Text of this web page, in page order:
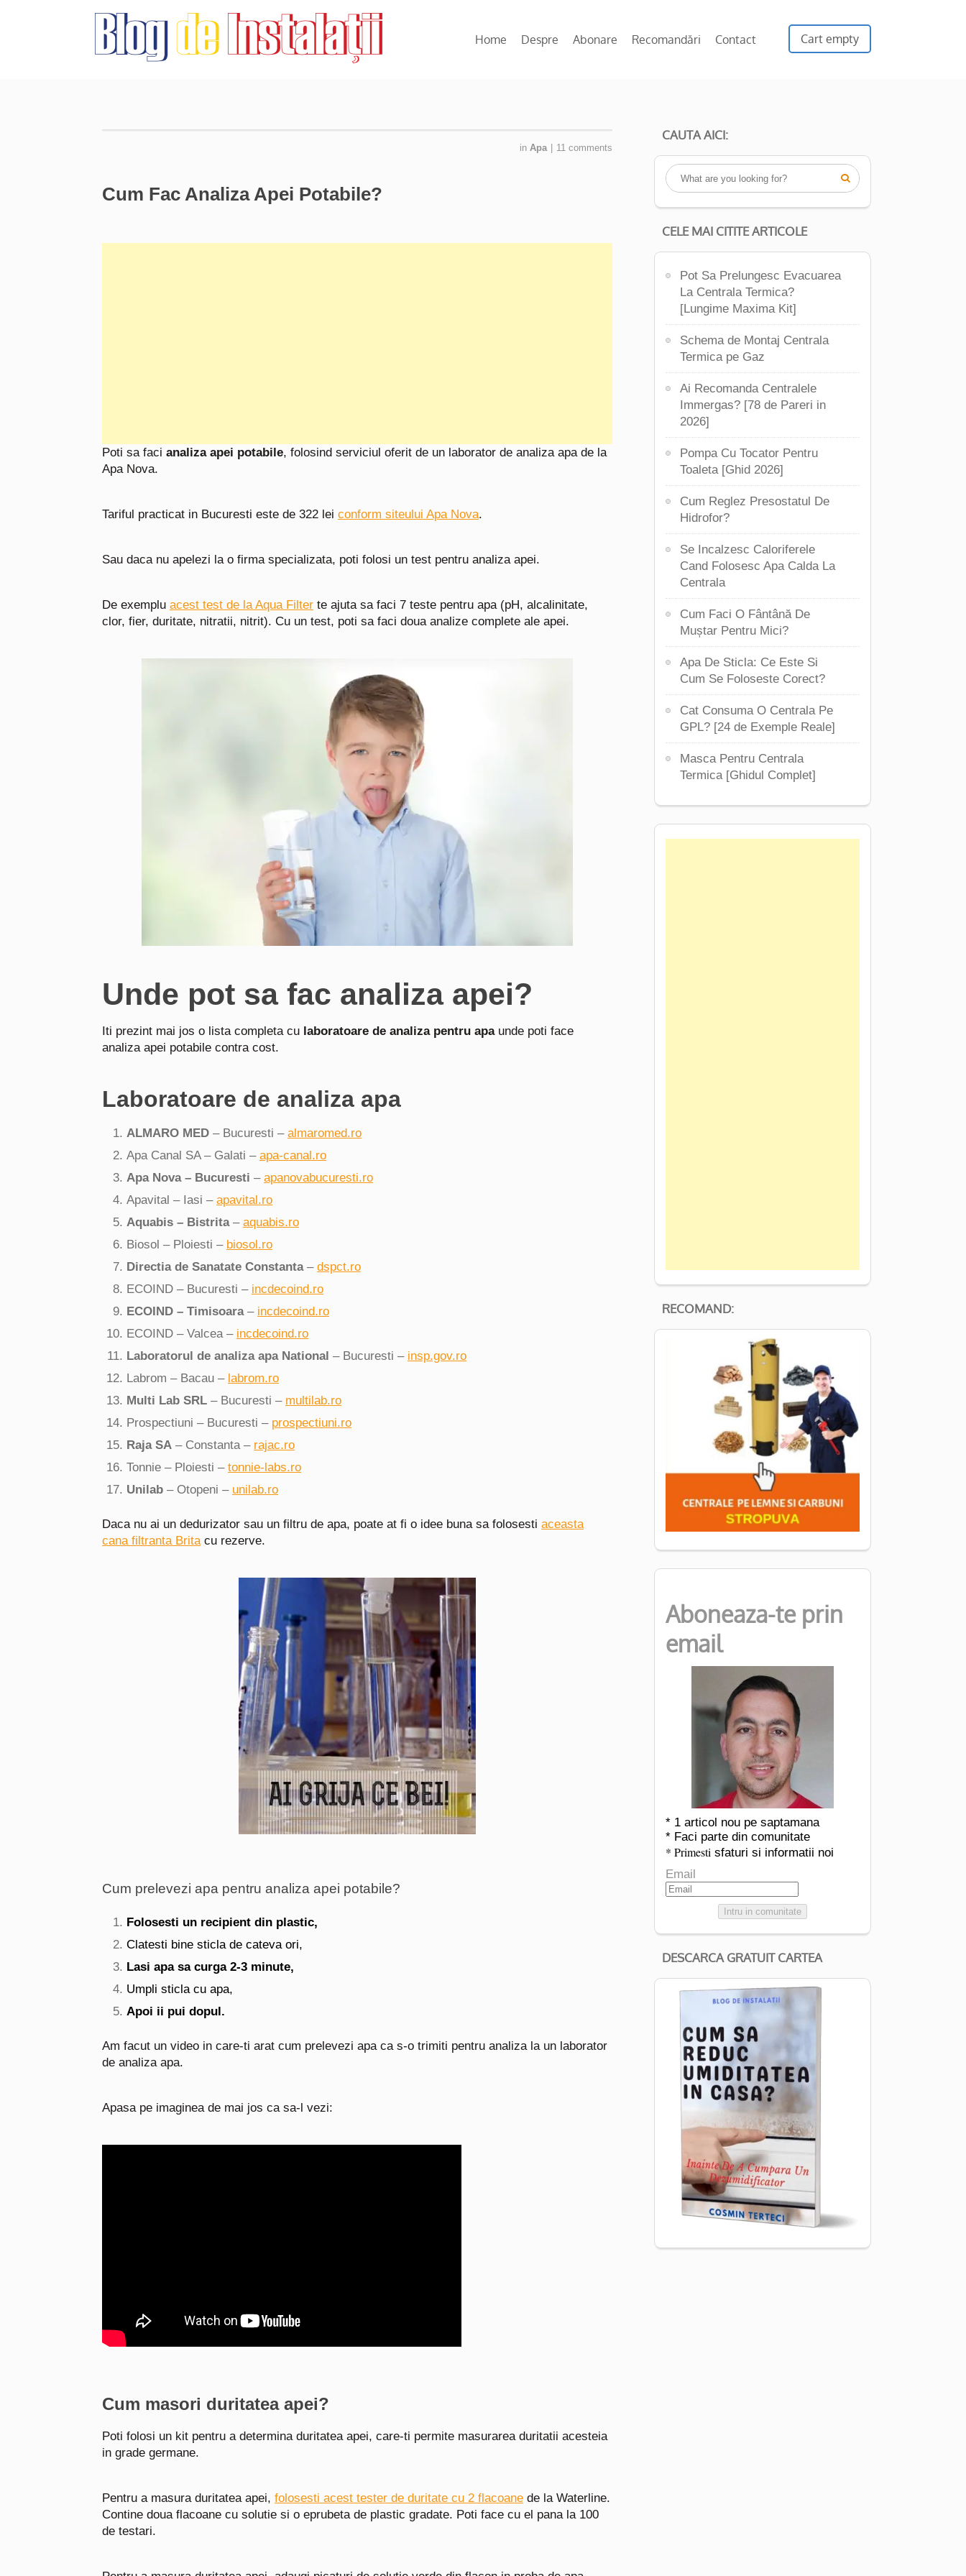
Cart empty
Home Despre Abonare Recomandări Contact
in Apa 11 comments
Cum Fac Analiza Apei Potabile?
Poti sa faci analiza apei potabile, folosind serviciul oferit de un laborator de analiza apa de la
Apa Nova.
Tariful practicat in Bucuresti este de 322 lei conform siteului Apa Nova.
Sau daca nu apelezi la o firma specializata, poti folosi un test pentru analiza apei.
De exemplu acest test de la Aqua Filter te ajuta sa faci 7 teste pentru apa (pH, alcalinitate,
clor, fier, duritate, nitratii, nitrit). Cu un test, poti sa faci doua analize complete ale apei.
Unde pot sa fac analiza apei?
Iti prezint mai jos o lista completa cu laboratoare de analiza pentru apaunde poti face
analiza apei potabile contra cost.
Laboratoare de analiza apa
ALMARO MED – Bucuresti – almaromed.ro
Apa Canal SA – Galati – apa-canal.ro
Apa Nova – Bucuresti – apanovabucuresti.ro
Apavital – Iasi – apavital.ro
Aquabis – Bistrita– aquabis.ro
Biosol – Ploiesti – biosol.ro
Directia de Sanatate Constanta– dspct.ro
ECOIND – Bucuresti – incdecoind.ro
ECOIND – Timisoara– incdecoind.ro
ECOIND – Valcea – incdecoind.ro
Laboratorul de analiza apa National – Bucuresti – insp.gov.ro
Labrom – Bacau – labrom.ro
Multi Lab SRL – Bucuresti – multilab.ro
Prospectiuni – Bucuresti – prospectiuni.ro
Raja SA – Constanta – rajac.ro
Tonnie – Ploiesti – tonnie-labs.ro
Unilab – Otopeni – unilab.ro
Daca nu ai un dedurizator sau un filtru de apa, poate at fi o idee buna sa folosesti aceasta
cana filtranta Britacu rezerve.
Cum prelevezi apa pentru analiza apei potabile?
Folosesti un recipient din plastic,
Clatesti bine sticla de cateva ori,
Lasi apa sa curga 2-3 minute,
Umpli sticla cu apa,
Apoi ii pui dopul.
Am facut un video in care-ti arat cum prelevezi apa ca s-o trimiti pentru analiza la un laborator
de analiza apa.
Apasa pe imaginea de mai jos ca sa-l vezi:
Cum masori duritatea apei?
Poti folosi un kit pentru a determina duritatea apei, care-ti permite masurarea duritatii acesteia
in grade germane.
Pentru a masura duritatea apei, folosesti acest tester de duritate cu 2 flacoane de la Waterline.
Contine doua flacoane cu solutie si o eprubeta de plastic gradate. Poti face cu el pana la 100
de testari.
CAUTA AICI:

CELE MAI CITITE ARTICOLE
Pot Sa Prelungesc Evacuarea
La Centrala Termica?
[Lungime Maxima Kit]
Schema de Montaj Centrala
Termica pe Gaz
Ai Recomanda Centralele
Immergas? [78 de Pareri in
2026]
Pompa Cu Tocator Pentru
Toaleta [Ghid 2026]
Cum Reglez Presostatul De
Hidrofor?
Se Incalzesc Caloriferele
Cand Folosesc Apa Calda La
Centrala
Cum Faci O Fântână De
Muștar Pentru Mici?
Apa De Sticla: Ce Este Si
Cum Se Foloseste Corect?
Cat Consuma O Centrala Pe
GPL? [24 de Exemple Reale]
Masca Pentru Centrala
Termica [Ghidul Complet]
RECOMAND:
Aboneaza-te prin
email
* 1 articol nou pe saptamana
* Faci parte din comunitate
* Primestisfaturi si informatii noi
Email
Intru in comunitate
DESCARCA GRATUIT CARTEA